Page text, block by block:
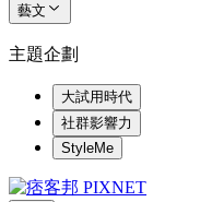
藝文
主題企劃
大試用時代
社群影響力
StyleMe